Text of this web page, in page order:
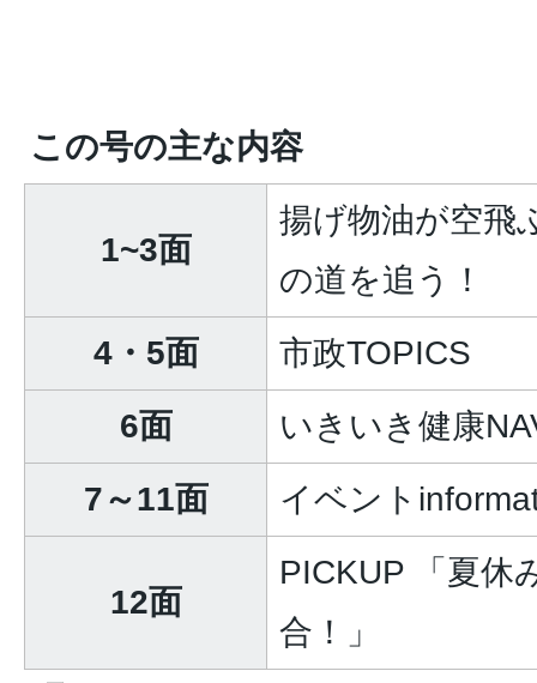
この号の主な内容
1~3面
揚げ物油が空飛
の道を追う！
4・5面
市政TOPICS
6面
いきいき健康
7～11面
イベント
12面
PICKUP 「夏休
合！」